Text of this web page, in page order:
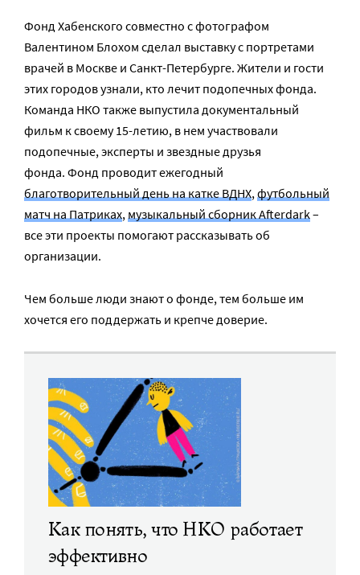
Фонд Хабенского совместно с фотографом
Валентином Блохом сделал выставку с портретами
врачей в Москве и Санкт-Петербурге. Жители и гости
этих городов узнали, кто лечит подопечных фонда.
Команда НКО также выпустила документальный
фильм к своему 15-летию, в нем участвовали
подопечные, эксперты и звездные друзья
фонда. Фонд проводит ежегодный
благотворительный день на катке ВДНХ, футбольный
матч на Патриках, музыкальный сборник Afterdark–
все эти проекты помогают рассказывать об
организации.
Чем больше люди знают о фонде, тем больше им
хочется его поддержать и крепче доверие.
Как понять, что НКО работает
эффективно